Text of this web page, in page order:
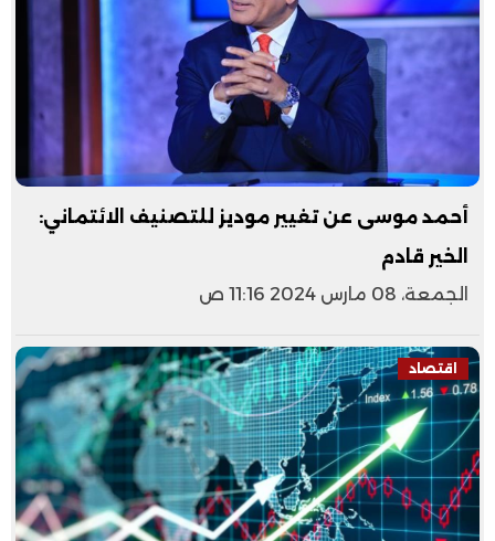
أحمد موسى عن تغيير موديز للتصنيف الائتماني:
الخير قادم
الجمعة، 08 مارس 2024 11:16 ص
اقتصاد